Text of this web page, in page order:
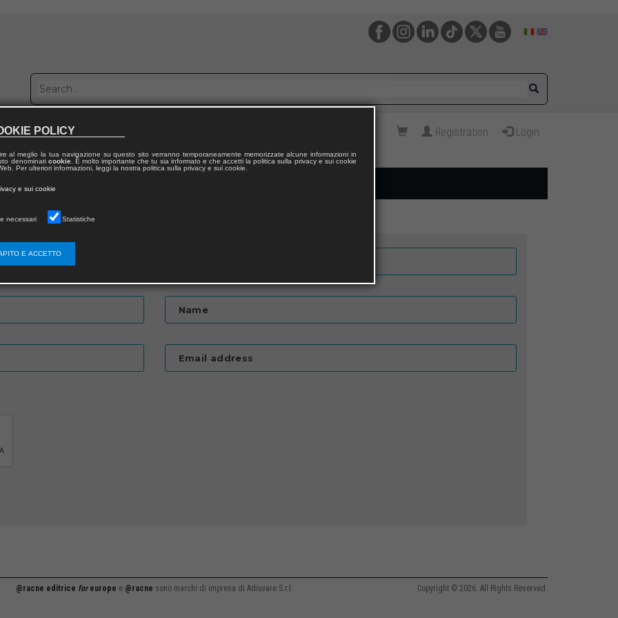
with us Registration Login
Name
Email address
@racne editrice foreurope e @racne sono marchi di impresa di Adiuvare S.r.l. Copyright © 2026. All Rights Reserved.
POLICY
al meglio la tua navigazione su questo sito verranno temporaneamente memorizzate alcune informazioni in
denominati cookie. È molto importante che tu sia informato e che accetti la politica sulla privacy e sui cookie
Per ulteriori informazioni, leggi la nostra politica sulla privacy e sui cookie.
e sui cookie
necessari Statistiche
E ACCETTO